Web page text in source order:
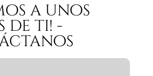
a unos
de ti! -